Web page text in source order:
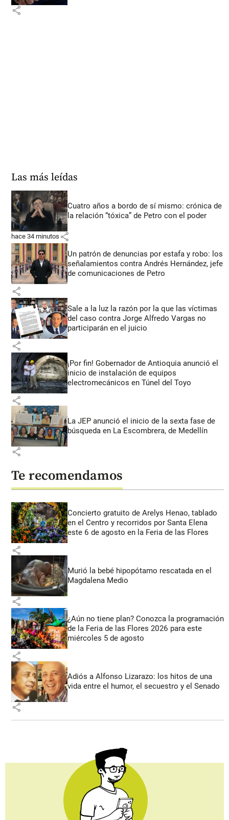
share
Las más leídas
Cuatro años a bordo de sí mismo: crónica de
la relación “tóxica” de Petro con el poder
hace 34 minutos share
Un patrón de denuncias por estafa y robo: los
señalamientos contra Andrés Hernández, jefe
de comunicaciones de Petro
share
Sale a la luz la razón por la que las víctimas
del caso contra Jorge Alfredo Vargas no
participarán en el juicio
share
¡Por fin! Gobernador de Antioquia anunció el
inicio de instalación de equipos
electromecánicos en Túnel del Toyo
share
La JEP anunció el inicio de la sexta fase de
búsqueda en La Escombrera, de Medellín
share
Te recomendamos
Concierto gratuito de Arelys Henao, tablado
en el Centro y recorridos por Santa Elena
este 6 de agosto en la Feria de las Flores
share
Murió la bebé hipopótamo rescatada en el
Magdalena Medio
share
¿Aún no tiene plan? Conozca la programación
de la Feria de las Flores 2026 para este
miércoles 5 de agosto
share
Adiós a Alfonso Lizarazo: los hitos de una
vida entre el humor, el secuestro y el Senado
share